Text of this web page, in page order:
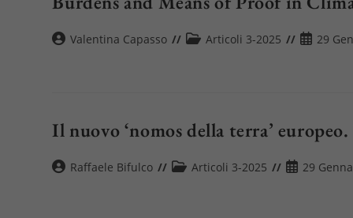
AutoreValentina Capasso
Categoria
Articoli 3-2025
Articolo
29
Il nuovo ‘nomos della terra’
AutoreRaffaele Bifulco
Categoria
Articoli 3-2025
Articolo
29